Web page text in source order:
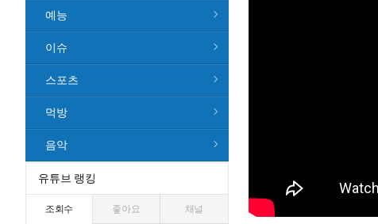
예능
이슈
스포츠
먹방
음악
유튜브 랭킹
조회수 좋아요 채널